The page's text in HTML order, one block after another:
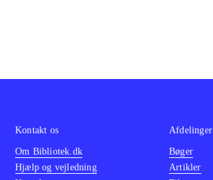
Kontakt os
Om Bibliotek.dk
Hjælp og vejledning
Afdelinger
Bøger
Artikler